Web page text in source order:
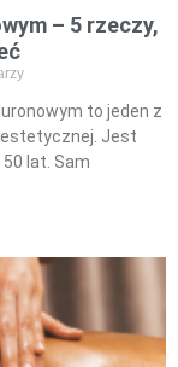
– 5 rzeczy,
to jeden z
Jest
50 lat. Sam